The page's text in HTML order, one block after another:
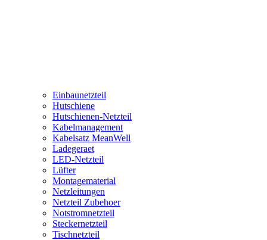
Einbaunetzteil
Hutschiene
Hutschienen-Netzteil
Kabelmanagement
Kabelsatz MeanWell
Ladegeraet
LED-Netzteil
Lüfter
Montagematerial
Netzleitungen
Netzteil Zubehoer
Notstromnetzteil
Steckernetzteil
Tischnetzteil